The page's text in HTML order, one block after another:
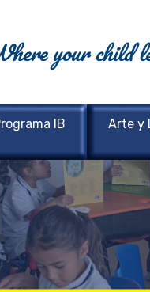
your child
IB Arte y